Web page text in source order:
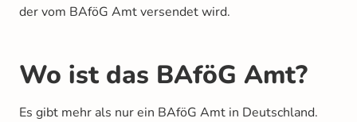
der vom BAföG Amt versendet wird.
Wo ist das BAföG Amt?
Es gibt mehr als nur ein BAföG Amt in Deutschland.